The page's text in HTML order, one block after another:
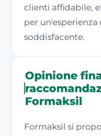
clienti affidabile,
per un'esperienza
soddisfacente.
Opinione
Formaksil
Formaksil si